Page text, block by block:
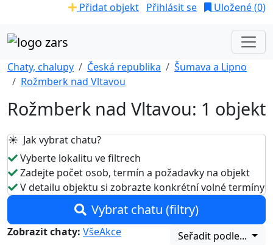
Přidat objekt Přihlásit se Uložené (0)
Chaty, chalupy Česká republika
Šumava a Lipno
Rožmberk nad Vltavou
Rožmberk nad Vltavou: 1 objekt
☀️ Jak vybrat chatu?
Vyberte lokalitu ve filtrech
Zadejte počet osob, termín a požadavky na objekt
V detailu objektu si zobrazte konkrétní volné termíny
Vybrat chatu (filtry)
Zobrazit chaty: VšeAkce Seřadit podle...